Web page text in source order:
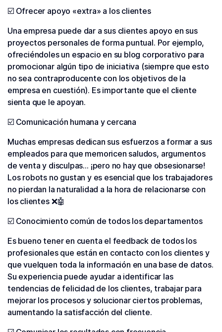
☑️ Ofrecer apoyo «extra» a los clientes
Una empresa puede dar a sus clientes apoyo en sus
proyectos personales de forma puntual. Por ejemplo,
ofreciéndoles un espacio en su blog corporativo para
promocionar algún tipo de iniciativa (siempre que esto
no sea contraproducente con los objetivos de la
empresa en cuestión). Es importante que el cliente
sienta que le apoyan.
☑️ Comunicación humana y cercana
Muchas empresas dedican sus esfuerzos a formar a sus
empleados para que memoricen saludos, argumentos
de venta y disculpas… ¡pero no hay que obsesionarse!
Los robots no gustan y es esencial que los trabajadores
no pierdan la naturalidad a la hora de relacionarse con
los clientes ❌🤖
☑️ Conocimiento común de todos los departamentos
Es bueno tener en cuenta el feedback de todos los
profesionales que están en contacto con los clientes y
que vuelquen toda la información en una base de datos.
Su experiencia puede ayudar a identificar las
tendencias de felicidad de los clientes, trabajar para
mejorar los procesos y solucionar ciertos problemas,
aumentando la satisfacción del cliente.